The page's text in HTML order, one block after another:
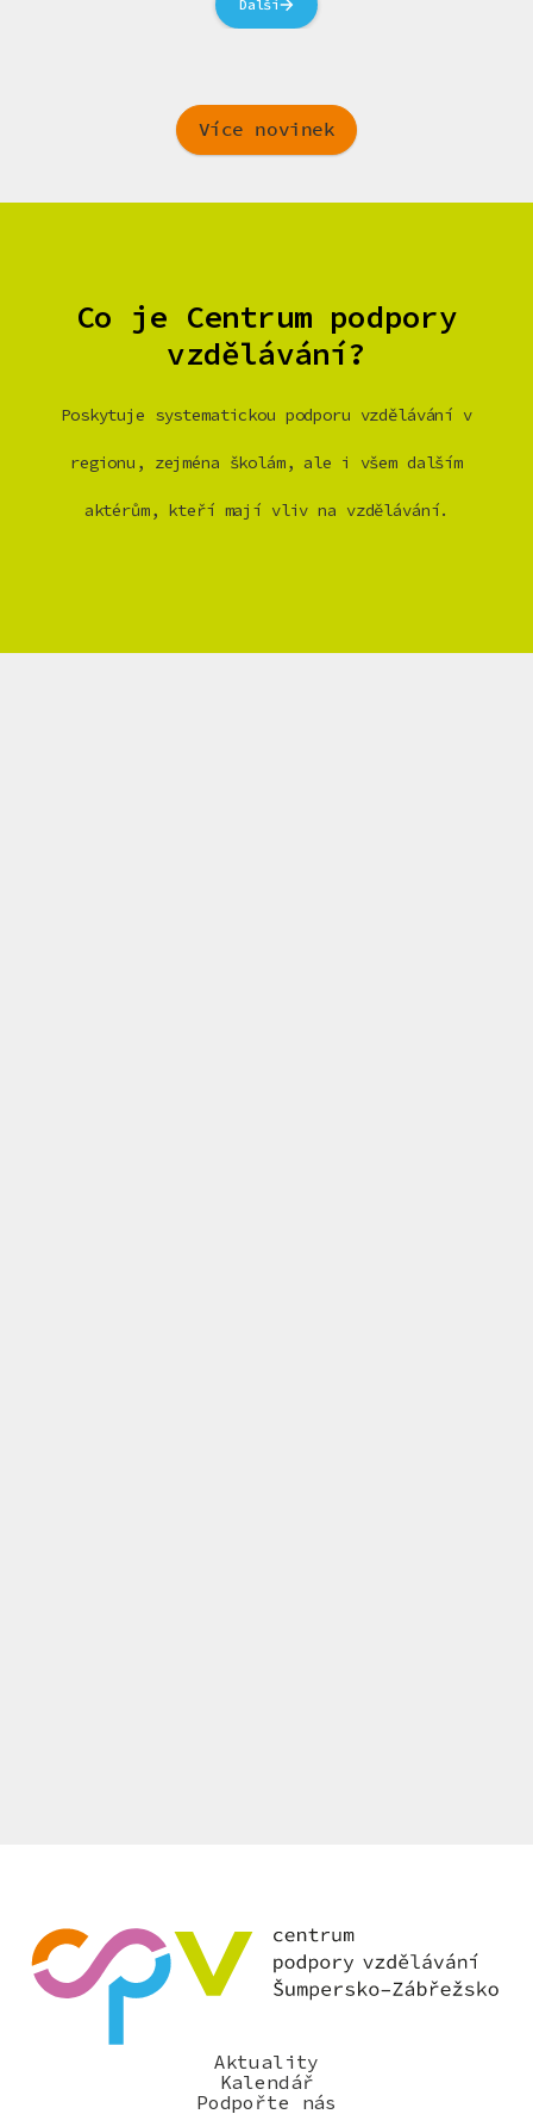
Další
Více novinek
Co je Centrum podpory
vzdělávání?
Poskytuje systematickou podporu vzdělávání v
regionu, zejména školám, ale i všem dalším
aktérům, kteří mají vliv na vzdělávání.
Aktuality
Kalendář
Podpořte nás